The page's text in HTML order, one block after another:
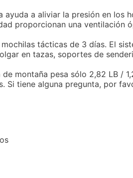
a aliviar la presión en los
proporcionan una ventilación
tácticas de 3 días. El
en tazas, soportes de
montaña pesa sólo 2,82 LB /
Si tiene alguna pregunta, por